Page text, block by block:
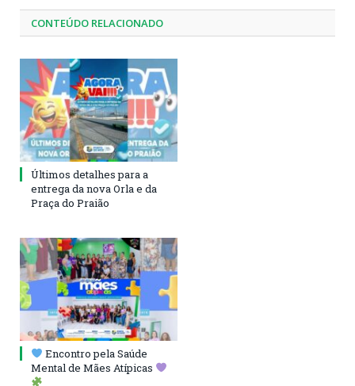
CONTEÚDO RELACIONADO
Últimos detalhes para a
entrega da nova Orla e da
Praça do Praião
Encontro pela Saúde
Mental de Mães Atípicas